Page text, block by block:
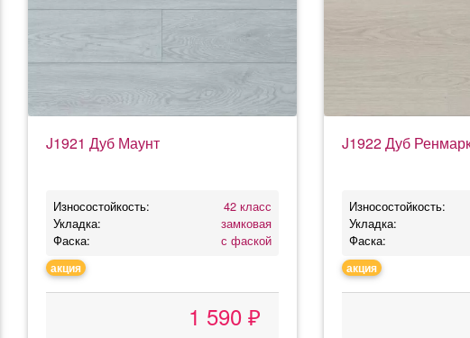
J1921 Дуб Маунт
Износостойкость:
42 класс
Укладка:
замковая
Фаска:
с фаской
акция
1 590 ₽
J1922 Дуб
Износостойкость:
Укладка:
Фаска:
акция